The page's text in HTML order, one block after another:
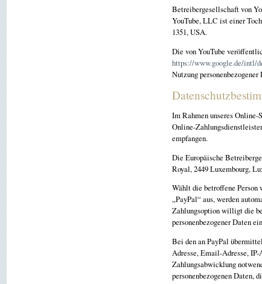
Betreibergesellschaft von
YouTube, LLC ist einer
1351, USA.
Die von YouTube
https://www.google.de/intl/
Nutzung
Im Rahmen unseres Online-
Online-
empfangen.
Die Europäische
Royal, 2449 Luxembourg,
Wählt die betroffene Person
„PayPal“ aus, werden
Zahlungsoption willigt die
personenbezogener Daten
Bei den an PayPal
Adresse, Email-Adresse,
Zahlungsabwicklung
personenbezogenen Daten,